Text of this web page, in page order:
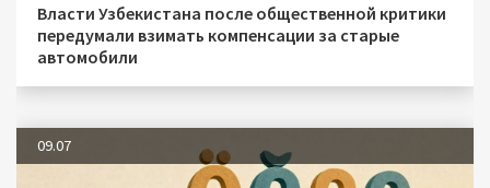
Власти Узбекистана после общественной критики
передумали взимать компенсации за старые
автомобили
09.07